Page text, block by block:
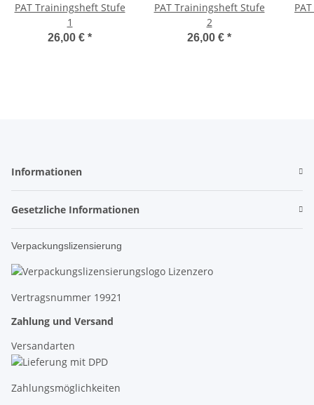
PAT Trainingsheft Stufe
1
26,00 € *
PAT Trainingsheft Stufe
2
26,00 € *
Informationen
Gesetzliche Informationen
Verpackungslizensierung
Vertragsnummer 19921
Zahlung und Versand
Versandarten
Zahlungsmöglichkeiten